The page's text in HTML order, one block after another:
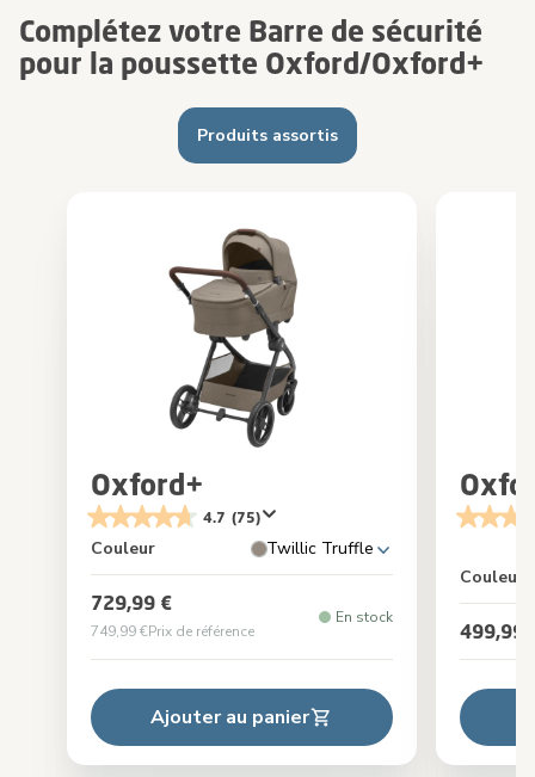
Complétez votre Barre de sécurité
pour la poussette Oxford/Oxford+
Produits assortis
Oxford+
4.7 (75)
Couleur Twillic Truffle
729,99 €
749,99 €Prix de référence
En stock
Ajouter au panier
Couleur
499,99